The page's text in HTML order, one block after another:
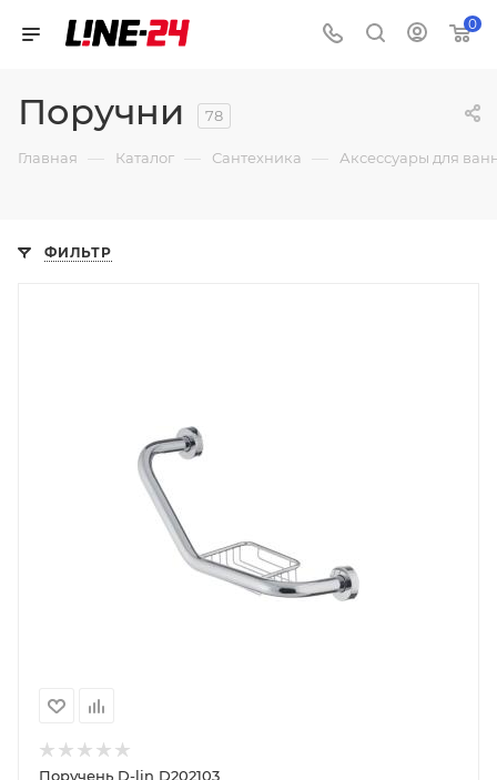
0
Поручни 78
Главная — Каталог — Сантехника — Аксессуары для
ФИЛЬТР
Поручень D-lin D202103